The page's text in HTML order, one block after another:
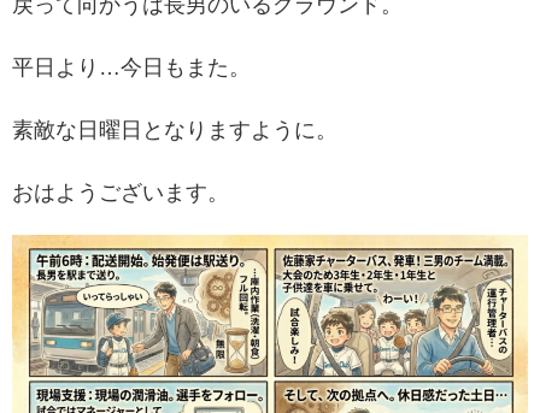
戻って向かうは長男のいるグラウンド。
平日より…今日もまた。
素敵な日曜日となりますように。
おはようございます。